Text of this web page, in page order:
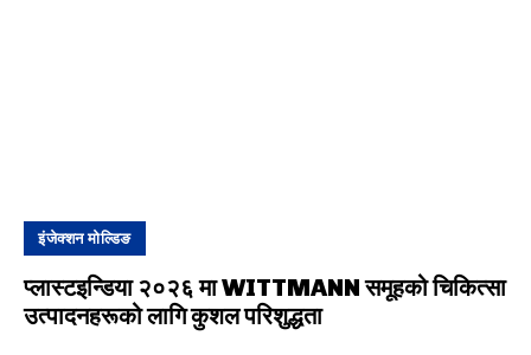
इंजेक्शन मोल्डिङ
प्लास्टइन्डिया २०२६ मा WITTMANN समूहको चिकित्सा
उत्पादनहरूको लागि कुशल परिशुद्धता